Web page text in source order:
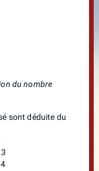
pas apparaitre,
si vous êtes
et sans
Si vous souhaitez
il est
du nombre
sont déduite du